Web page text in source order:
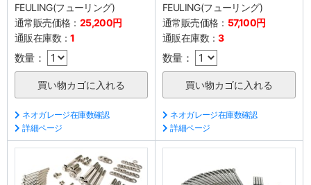
FEULING(フューリング)
通常販売価格： 25,200円
通販在庫数：1
数量：
ネオガレージ在庫数確認
詳細ページ
FEULING(フューリング)
通常販売価格： 57,100円
通販在庫数：3
数量：
ネオガレージ在庫数確認
詳細ページ